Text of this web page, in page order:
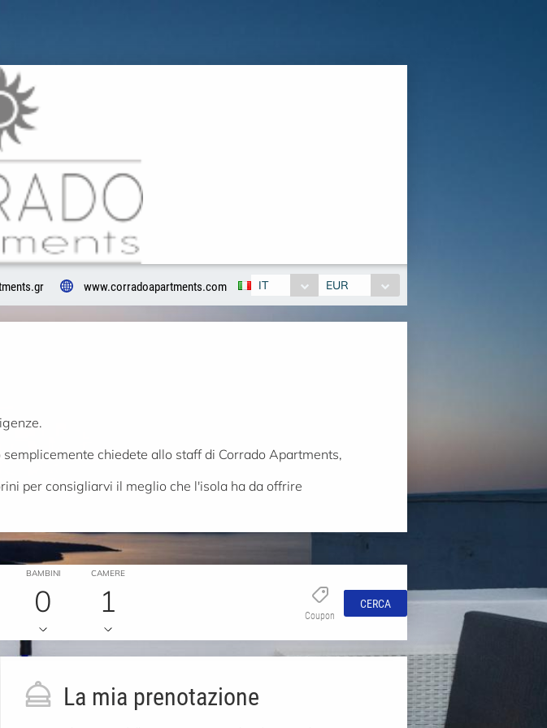
www.corradoapartments.com IT EUR
chiedete allo staff di Corrado Apartments,
per consigliarvi il meglio che l'isola ha da offrire
BAMBINI
0
CAMERE
1 Coupon
CERCA
La mia prenotazione